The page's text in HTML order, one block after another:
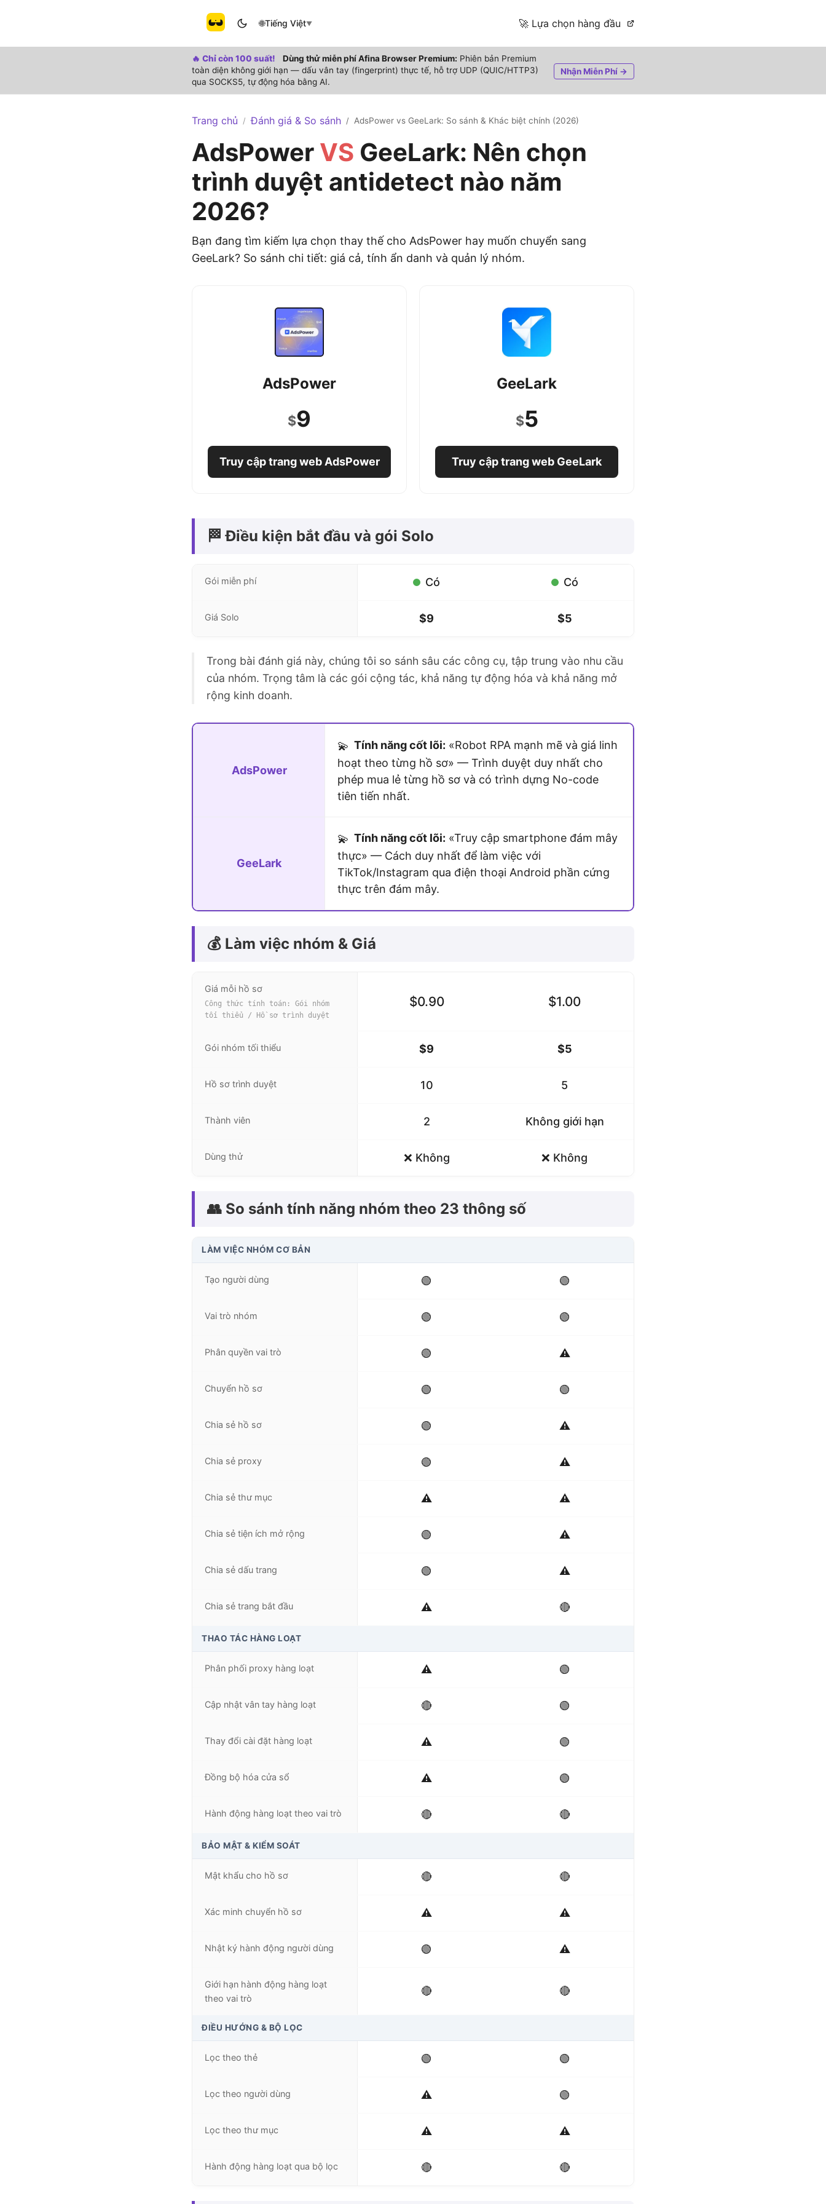
🌐Tiếng Việt▼ 🚀 Lựa chọn hàng đầu
🔥 Chỉ còn 100 suất! Dùng thử miễn phí Afina Browser Premium: Phiên bản Premium
toàn diện không giới hạn — dấu vân tay (fingerprint) thực tế, hỗ trợ UDP (QUIC/HTTP3)
qua SOCKS5, tự động hóa bằng AI.
Nhận Miễn Phí →
Trang chủ / Đánh giá & So sánh / AdsPower vs GeeLark: So sánh & Khác biệt chính (2026)
AdsPower VS GeeLark: Nên chọn
trình duyệt antidetect nào năm
2026?
Bạn đang tìm kiếm lựa chọn thay thế cho AdsPower hay muốn chuyển sang
GeeLark? So sánh chi tiết: giá cả, tính ẩn danh và quản lý nhóm.
AdsPower
$9
Truy cập trang web AdsPower
GeeLark
$5
Truy cập trang web GeeLark
🏁 Điều kiện bắt đầu và gói Solo
Gói miễn phí Có Có
Giá Solo $9 $5
Trong bài đánh giá này, chúng tôi so sánh sâu các công cụ, tập trung vào nhu cầu
của nhóm. Trọng tâm là các gói cộng tác, khả năng tự động hóa và khả năng mở
rộng kinh doanh.
AdsPower
💫 Tính năng cốt lõi: «Robot RPA mạnh mẽ và giá linh
hoạt theo từng hồ sơ» — Trình duyệt duy nhất cho
phép mua lẻ từng hồ sơ và có trình dựng No-code
tiên tiến nhất.
GeeLark
💫 Tính năng cốt lõi: «Truy cập smartphone đám mây
thực» — Cách duy nhất để làm việc với
TikTok/Instagram qua điện thoại Android phần cứng
thực trên đám mây.
💰 Làm việc nhóm & Giá
Giá mỗi hồ sơ
Công thức tính toán: Gói nhóm
tối thiểu / Hồ sơ trình duyệt
$0.90 $1.00
Gói nhóm tối thiểu $9 $5
Hồ sơ trình duyệt 10 5
Thành viên 2 Không giới hạn
Dùng thử ❌ Không ❌ Không
👥 So sánh tính năng nhóm theo 23 thông số
LÀM VIỆC NHÓM CƠ BẢN
Tạo người dùng 🟢 🟢
Vai trò nhóm 🟢 🟢
Phân quyền vai trò 🟢 ⚠️
Chuyển hồ sơ 🟢 🟢
Chia sẻ hồ sơ 🟢 ⚠️
Chia sẻ proxy 🟢 ⚠️
Chia sẻ thư mục ⚠️ ⚠️
Chia sẻ tiện ích mở rộng 🟢 ⚠️
Chia sẻ dấu trang 🟢 ⚠️
Chia sẻ trang bắt đầu ⚠️ 🔴
THAO TÁC HÀNG LOẠT
Phân phối proxy hàng loạt ⚠️ 🟢
Cập nhật vân tay hàng loạt 🔴 🟢
Thay đổi cài đặt hàng loạt ⚠️ 🟢
Đồng bộ hóa cửa sổ ⚠️ 🟢
Hành động hàng loạt theo vai trò 🔴 🔴
BẢO MẬT & KIỂM SOÁT
Mật khẩu cho hồ sơ 🔴 🔴
Xác minh chuyển hồ sơ ⚠️ ⚠️
Nhật ký hành động người dùng 🟢 ⚠️
Giới hạn hành động hàng loạt
theo vai trò
🔴 🔴
ĐIỀU HƯỚNG & BỘ LỌC
Lọc theo thẻ 🟢 🟢
Lọc theo người dùng ⚠️ 🟢
Lọc theo thư mục ⚠️ ⚠️
Hành động hàng loạt qua bộ lọc 🔴 🔴